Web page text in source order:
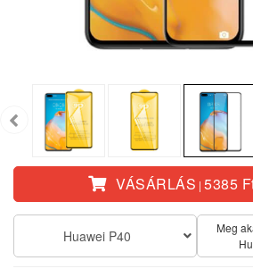
VÁSÁRLÁS |5385
Huawei P40
Meg